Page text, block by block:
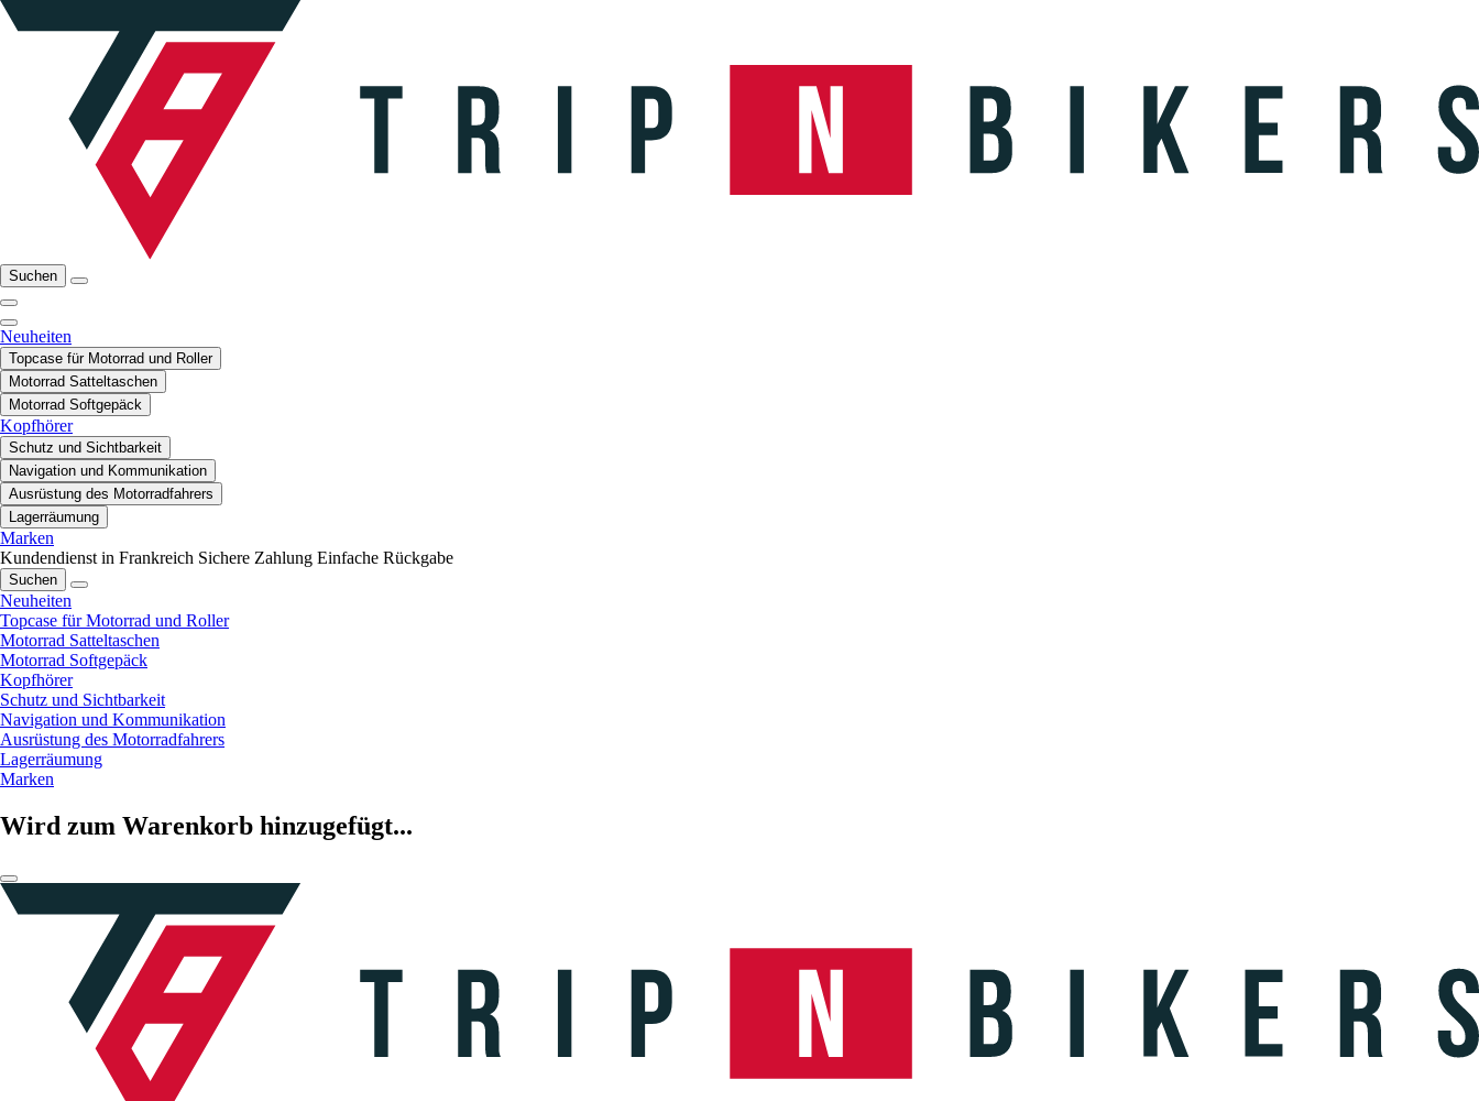
Suchen
Neuheiten
Topcase für Motorrad und Roller
Motorrad Satteltaschen
Motorrad Softgepäck
Kopfhörer
Schutz und Sichtbarkeit
Navigation und Kommunikation
Ausrüstung des Motorradfahrers
Lagerräumung
Marken
Kundendienst in Frankreich Sichere Zahlung Einfache Rückgabe
Suchen
Neuheiten
Topcase für Motorrad und Roller
Motorrad Satteltaschen
Motorrad Softgepäck
Kopfhörer
Schutz und Sichtbarkeit
Navigation und Kommunikation
Ausrüstung des Motorradfahrers
Lagerräumung
Marken
Wird zum Warenkorb hinzugefügt...